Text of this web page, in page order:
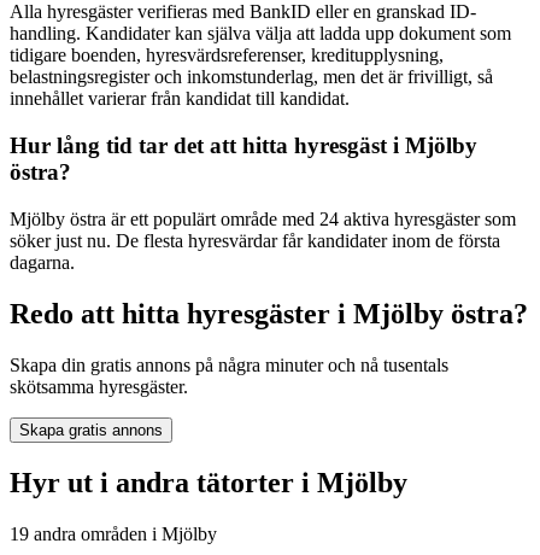
Alla hyresgäster verifieras med BankID eller en granskad ID-
handling. Kandidater kan själva välja att ladda upp dokument som
tidigare boenden, hyresvärdsreferenser, kreditupplysning,
belastningsregister och inkomstunderlag, men det är frivilligt, så
innehållet varierar från kandidat till kandidat.
Hur lång tid tar det att hitta hyresgäst i Mjölby
östra?
Mjölby östra är ett populärt område med 24 aktiva hyresgäster som
söker just nu. De flesta hyresvärdar får kandidater inom de första
dagarna.
Redo att hitta hyresgäster i Mjölby östra?
Skapa din gratis annons på några minuter och nå tusentals
skötsamma hyresgäster.
Skapa gratis annons
Hyr ut i andra tätorter i Mjölby
19 andra områden i Mjölby